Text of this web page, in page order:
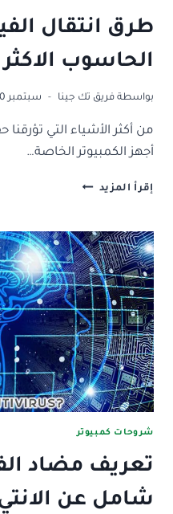
طرق انتقال
الحاسوب الاكثر
بواسطة فريق تك جينا سبتمبر 20, 2021
من أكثر الأشياء التي
أجهز الكمبيوتر الخاصة…
إقرأ المزيد طرق
في
الحاسوب
الاكثر
انتشاراً
شروحات كمبيوتر
تعريف مضاد
شامل عن